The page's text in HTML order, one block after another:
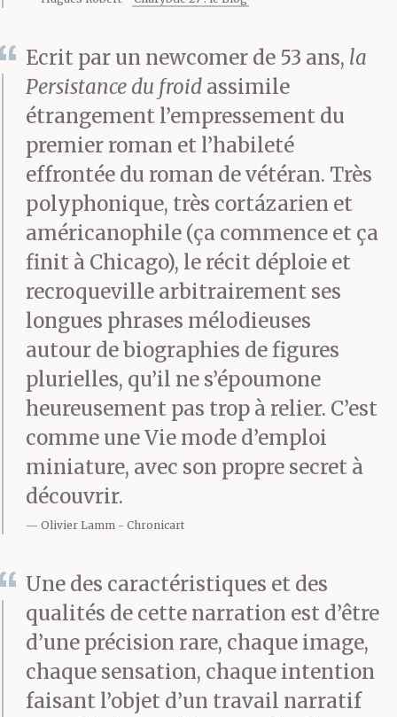
en cadence vers une
grosse boîte usée
recueillant les
dollars puis rejoignent,
interdits, à peine
dégrisés, les
cohortes disjointes des
familles et des couples.
Son voisin, un
prédicateur enroué,
sobre et
simple, costume noir à
amplificateur aux
pieds et ce micro qu’il
tient un instant comme
un goupillon avant de
Ecrit par un newcomer de 53 ans, la
Persistance du froid assimile
étrangement l’empressement du
premier roman et l’habileté
effrontée du roman de vétéran. Très
polyphonique, très cortázarien et
américanophile (ça commence et ça
finit à Chicago), le récit déploie et
recroqueville arbitrairement ses
longues phrases mélodieuses
autour de biographies de figures
plurielles, qu’il ne s’époumone
heureusement pas trop à relier. C’est
comme une Vie mode d’emploi
miniature, avec son propre secret à
découvrir.
Olivier Lamm Chronicart
Une des caractéristiques et des
qualités de cette narration est d’être
d’une précision rare, chaque image,
chaque sensation, chaque intention
faisant l’objet d’un travail narratif